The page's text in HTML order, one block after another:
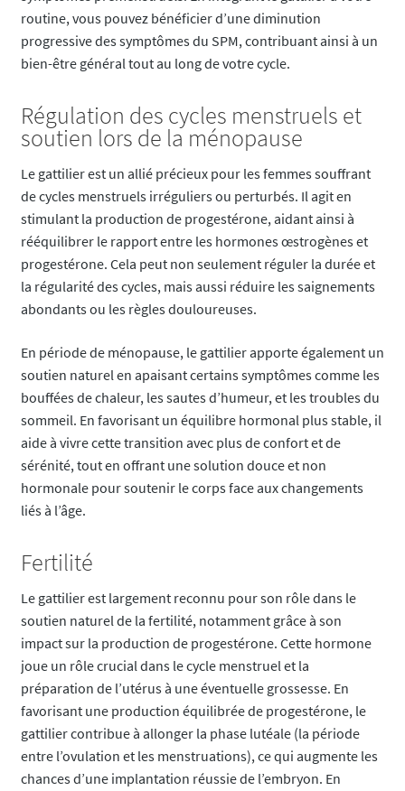
routine, vous pouvez bénéficier d’une diminution
progressive des symptômes du SPM, contribuant ainsi à un
bien-être général tout au long de votre cycle.
Régulation des cycles menstruels et
soutien lors de la ménopause
Le gattilier est un allié précieux pour les femmes souffrant
de cycles menstruels irréguliers ou perturbés. Il agit en
stimulant la production de progestérone, aidant ainsi à
rééquilibrer le rapport entre les hormones œstrogènes et
progestérone. Cela peut non seulement réguler la durée et
la régularité des cycles, mais aussi réduire les saignements
abondants ou les règles douloureuses.
En période de ménopause, le gattilier apporte également un
soutien naturel en apaisant certains symptômes comme les
bouffées de chaleur, les sautes d’humeur, et les troubles du
sommeil. En favorisant un équilibre hormonal plus stable, il
aide à vivre cette transition avec plus de confort et de
sérénité, tout en offrant une solution douce et non
hormonale pour soutenir le corps face aux changements
liés à l’âge.
Fertilité
Le gattilier est largement reconnu pour son rôle dans le
soutien naturel de la fertilité, notamment grâce à son
impact sur la production de progestérone. Cette hormone
joue un rôle crucial dans le cycle menstruel et la
préparation de l’utérus à une éventuelle grossesse. En
favorisant une production équilibrée de progestérone, le
gattilier contribue à allonger la phase lutéale (la période
entre l’ovulation et les menstruations), ce qui augmente les
chances d’une implantation réussie de l’embryon. En